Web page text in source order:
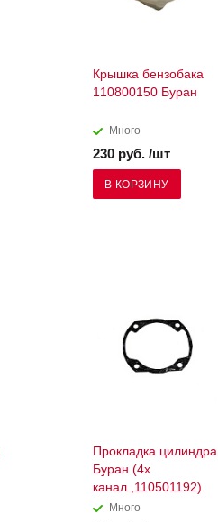
Крышка бензобака
110800150 Буран
Много
230 руб. /шт
В КОРЗИНУ
Прокладка цилиндра
Буран (4х
канал.,110501192)
Много